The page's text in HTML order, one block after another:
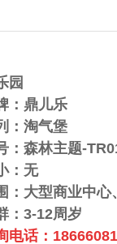
园
：鼎儿乐
：淘气堡
： 森林主题-
：无
：大型商业中心
： 3-12周岁
电话：